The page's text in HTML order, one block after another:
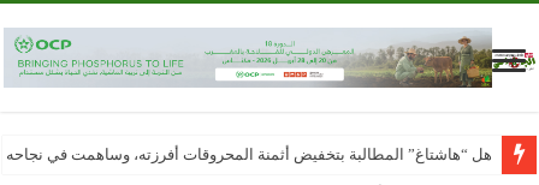
هل “هاشتاغ” المطالبة بتخفيض أثمنة المحروقات أفرزته، وساهمت في